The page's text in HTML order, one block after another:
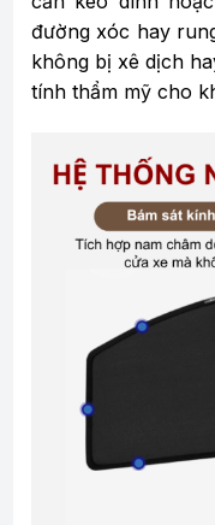
đường xóc hay
không bị xê dịch
tính thẩm mỹ cho